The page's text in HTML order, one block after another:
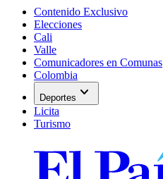
Contenido Exclusivo
Elecciones
Cali
Valle
Comunicadores en Comunas
Colombia
Deportes expand_more
Licita
Turismo